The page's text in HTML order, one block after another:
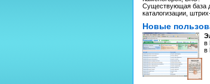
Существующая база
каталогизации,
Новые
в
в